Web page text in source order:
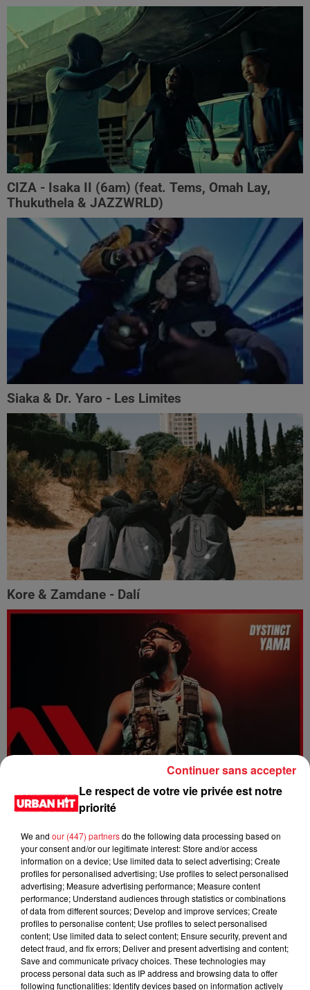
CIZA - Isaka II (6am) (feat. Tems, Omah Lay,
Thukuthela & JAZZWRLD)
Siaka & Dr. Yaro - Les Limites
Kore & Zamdane - Dalí
Dystinct - Yama
FOLA & Victony - golibe
Le respect de votre vie privée est notre
priorité
We and our (447) partnersdo the following data processing based on
your consent and/or our legitimate interest: Store and/or access
information on a device; Use limited data to select advertising; Create
profiles for personalised advertising; Use profiles to select personalised
advertising; Measure advertising performance; Measure content
performance; Understand audiences through statistics or combinations
of data from different sources; Develop and improve services; Create
profiles to personalise content; Use profiles to select personalised
content; Use limited data to select content; Ensure security, prevent and
detect fraud, and fix errors; Deliver and present advertising and content;
Save and communicate privacy choices. These technologies may
process personal data such as IP address and browsing data to offer
following functionalities: Identify devices based on information actively
Continuer sans accepter